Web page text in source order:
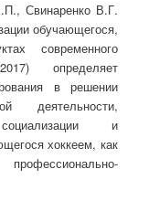
Свинаренко В.Г.
обучающегося,
современного
определяет
в решении
деятельности,
и
хоккеем, как